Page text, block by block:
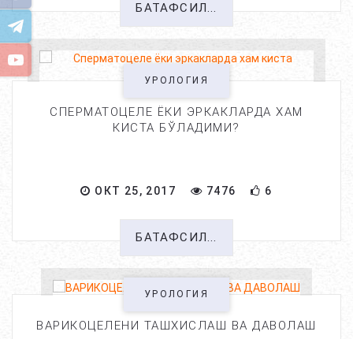
БАТАФСИЛ...
УРОЛОГИЯ
СПЕРМАТОЦЕЛЕ ЁКИ ЭРКАКЛАРДА ХАМ
КИСТА БЎЛАДИМИ?
ОКТ 25, 2017 7476 6
БАТАФСИЛ...
УРОЛОГИЯ
ВАРИКОЦЕЛЕНИ ТАШХИСЛАШ ВА ДАВОЛАШ